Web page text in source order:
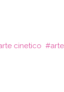
cinetico